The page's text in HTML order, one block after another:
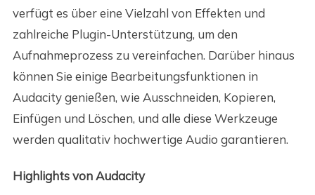
verfügt es über eine Vielzahl von Effekten und
zahlreiche Plugin-Unterstützung, um den
Aufnahmeprozess zu vereinfachen. Darüber hinaus
können Sie einige Bearbeitungsfunktionen in
Audacity genießen, wie Ausschneiden, Kopieren,
Einfügen und Löschen, und alle diese Werkzeuge
werden qualitativ hochwertige Audio garantieren.
Highlights von Audacity